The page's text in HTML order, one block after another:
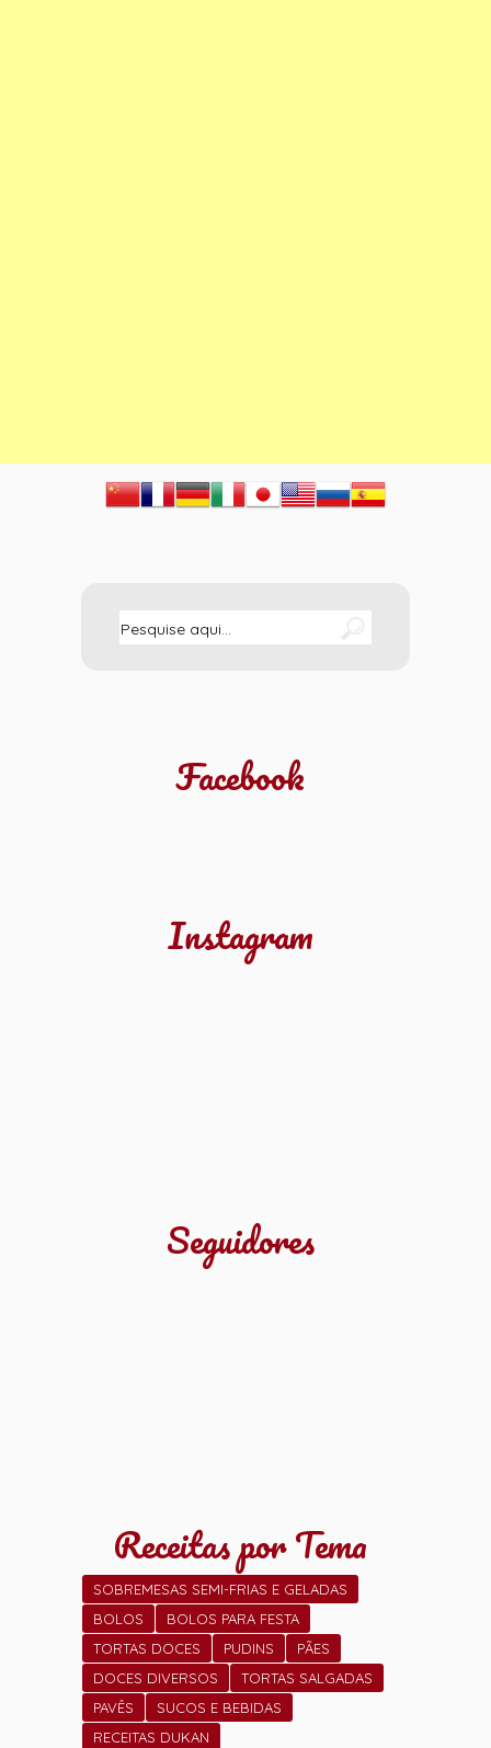
Facebook
Instagram
Seguidores
Receitas por Tema
SOBREMESAS SEMI-FRIAS E GELADAS
BOLOS
BOLOS PARA FESTA
TORTAS DOCES
PUDINS
PÃES
DOCES DIVERSOS
TORTAS SALGADAS
PAVÊS
SUCOS E BEBIDAS
RECEITAS DUKAN